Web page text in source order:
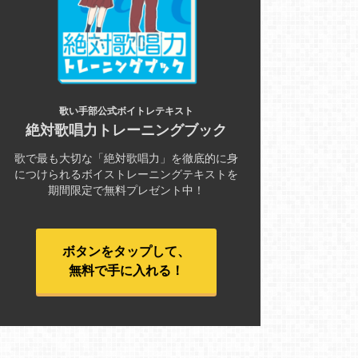
歌い手部公式ボイトレテキスト
絶対歌唱力トレーニングブック
歌で最も大切な「絶対歌唱力」を徹底的に身
につけられるボイストレーニングテキストを
期間限定で無料プレゼント中！
ボタンをタップして、
無料で手に入れる！